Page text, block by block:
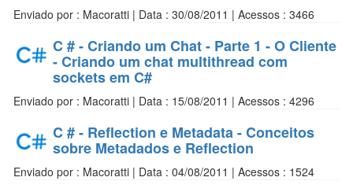
Enviado por : Macoratti | Data : 30/08/2011 | Acessos : 3466
C # - Criando um Chat - Parte 1 - O Cliente
- Criando um chat multithread com
sockets em C#
Enviado por : Macoratti | Data : 15/08/2011 | Acessos : 4296
C # - Reflection e Metadata - Conceitos
sobre Metadados e Reflection
Enviado por : Macoratti | Data : 04/08/2011 | Acessos : 1524